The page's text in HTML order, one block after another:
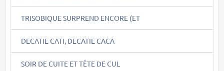
TRISOBIQUE SURPREND ENCORE (ET
DECATIE CATI, DECATIE CACA
SOIR DE CUITE ET TÊTE DE CUL